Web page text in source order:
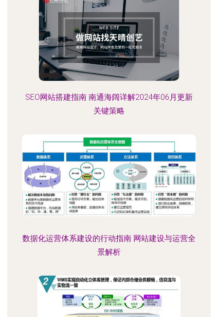
SEO网站搭建指南 南通海阔详解2024年06月更新
关键策略
数据化运营体系建设的行动指南 网站建设与运营全
景解析